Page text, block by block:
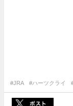
#JRA #ハーツクライ